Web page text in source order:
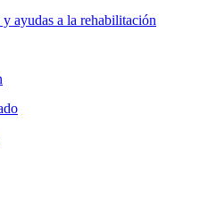
ayudas a la rehabilitación